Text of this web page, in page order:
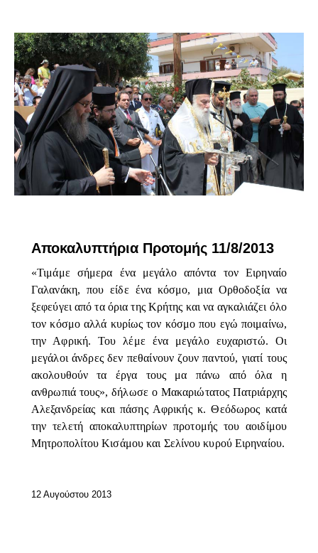
Αποκαλυπτήρια Προτομής 11/8/2013
«Τιμάμε σήμερα ένα μεγάλο απόντα τον Ειρηναίο
Γαλανάκη, που είδε ένα κόσμο, μια Ορθοδοξία να
ξεφεύγει από τα όρια της Κρήτης και να αγκαλιάζει όλο
τον κόσμο αλλά κυρίως τον κόσμο που εγώ ποιμαίνω,
την Αφρική. Του λέμε ένα μεγάλο ευχαριστώ. Οι
μεγάλοι άνδρες δεν πεθαίνουν ζουν παντού, γιατί τους
ακολουθούν τα έργα τους μα πάνω από όλα η
ανθρωπιά τους», δήλωσε ο Μακαριώτατος Πατριάρχης
Αλεξανδρείας και πάσης Αφρικής κ. Θεόδωρος κατά
την τελετή αποκαλυπτηρίων προτομής του αοιδίμου
Μητροπολίτου Κισάμου και Σελίνου κυρού Ειρηναίου.
12 Αυγούστου 2013